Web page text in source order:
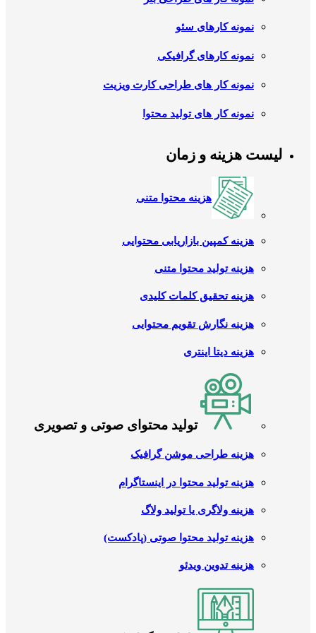
نمونه کارهای سئو
نمونه کارهای گرافیکی
نمونه کار های طراحی کارت ویزیت
نمونه کار های تولید محتوا
لیست هزینه و زمان
هزینه محتوا متنی
هزینه کمپین بازاریابی محتوایی
هزینه تولید محتوا متنی
هزینه تحقیق کلمات کلیدی
هزینه نگارش تقویم محتوایی
هزینه دیتا اینتری
تولید محتوای صوتی و تصویری
هزینه طراحی موشن گرافیک
هزینه تولید محتوا در اینستاگرام
هزینه ولاگری یا تولید ولاگ
هزینه تولید محتوا صوتی (پادکست)
هزینه تدوین ویدئو